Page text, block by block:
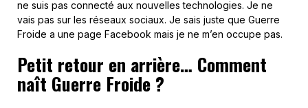
ne suis pas connecté aux nouvelles technologies. Je ne
vais pas sur les réseaux sociaux. Je sais juste que Guerre
Froide a une page Facebook mais je ne m’en occupe pas.
Petit retour en arrière… Comment
naît Guerre Froide ?